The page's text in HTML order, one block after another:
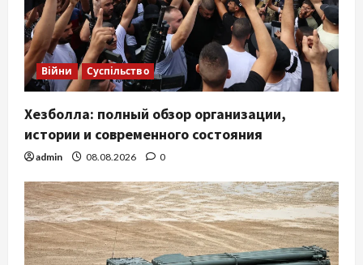
Війни Суспільство
Хезболла: полный обзор организации,
истории и современного состояния
admin 08.08.2026 0